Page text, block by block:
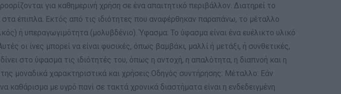
για καθημερινή χρήση σε ένα απαιτητικό περιβάλλον. Διατηρεί το
έπιπλα. Εκτός από τις ιδιότητες που αναφέρθηκαν παραπάνω, το μέταλλο
ή υπεραγωγιμότητα (μολυβδένιο). Ύφασμα: Το ύφασμα είναι ένα ευέλικτο υλικό
οι ίνες μπορεί να είναι φυσικές, όπως βαμβάκι, μαλλί ή μετάξι, ή συνθετικές,
στο ύφασμα τις ιδιότητές του, όπως η αντοχή, η απαλότητα, η διαπνοή και η
μοναδικά χαρακτηριστικά και χρήσεις.Οδηγός συντήρησης: Μέταλλο: Εάν
με υγρό πανί σε τακτά χρονικά διαστήματα είναι η ενδεδειγμένη